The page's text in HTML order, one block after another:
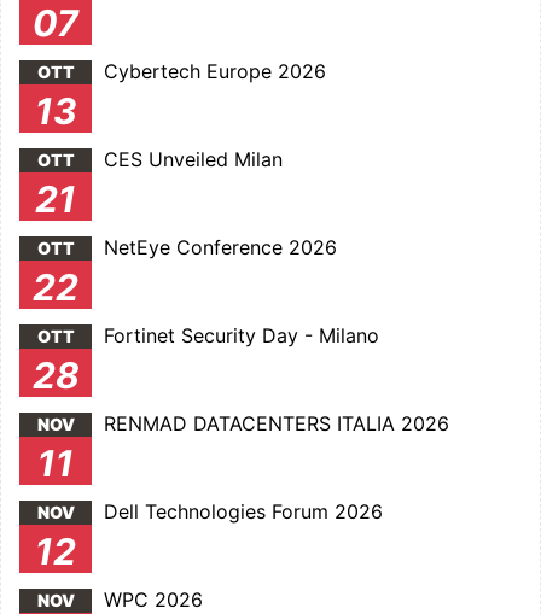
07
OTT
13
Cybertech Europe 2026
OTT
21
CES Unveiled Milan
OTT
22
NetEye Conference 2026
OTT
28
Fortinet Security Day - Milano
NOV
11
RENMAD DATACENTERS ITALIA 2026
NOV
12
Dell Technologies Forum 2026
NOV WPC 2026